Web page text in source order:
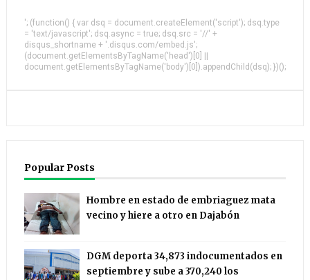
'; (function() { var dsq = document.createElement('script'); dsq.type
= 'text/javascript'; dsq.async = true; dsq.src = '//' +
disqus_shortname + '.disqus.com/embed.js';
(document.getElementsByTagName('head')[0] ||
document.getElementsByTagName('body')[0]).appendChild(dsq); })();
Popular Posts
Hombre en estado de embriaguez mata
vecino y hiere a otro en Dajabón
DGM deporta 34,873 indocumentados en
septiembre y sube a 370,240 los